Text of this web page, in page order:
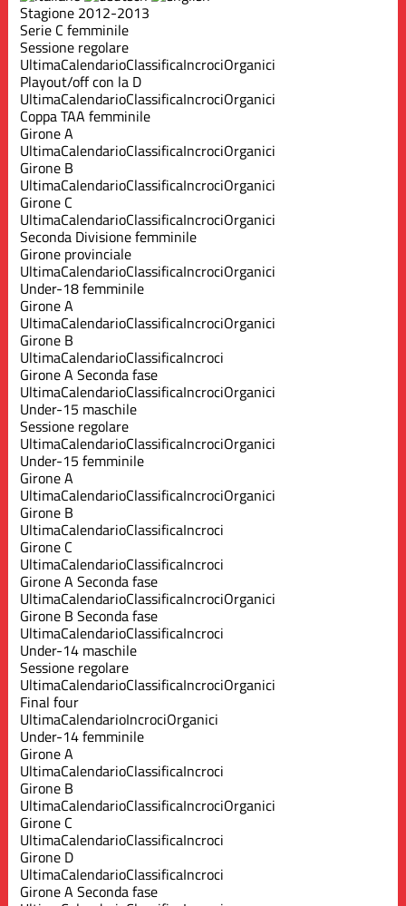
Stagione 2012-2013
Serie C femminile
Sessione regolare
UltimaCalendarioClassificaIncrociOrganici
Playout/off con la D
UltimaCalendarioClassificaIncrociOrganici
Coppa TAA femminile
Girone A
UltimaCalendarioClassificaIncrociOrganici
Girone B
UltimaCalendarioClassificaIncrociOrganici
Girone C
UltimaCalendarioClassificaIncrociOrganici
Seconda Divisione femminile
Girone provinciale
UltimaCalendarioClassificaIncrociOrganici
Under-18 femminile
Girone A
UltimaCalendarioClassificaIncrociOrganici
Girone B
UltimaCalendarioClassificaIncroci
Girone A Seconda fase
UltimaCalendarioClassificaIncrociOrganici
Under-15 maschile
Sessione regolare
UltimaCalendarioClassificaIncrociOrganici
Under-15 femminile
Girone A
UltimaCalendarioClassificaIncrociOrganici
Girone B
UltimaCalendarioClassificaIncroci
Girone C
UltimaCalendarioClassificaIncroci
Girone A Seconda fase
UltimaCalendarioClassificaIncrociOrganici
Girone B Seconda fase
UltimaCalendarioClassificaIncroci
Under-14 maschile
Sessione regolare
UltimaCalendarioClassificaIncrociOrganici
Final four
UltimaCalendarioIncrociOrganici
Under-14 femminile
Girone A
UltimaCalendarioClassificaIncroci
Girone B
UltimaCalendarioClassificaIncrociOrganici
Girone C
UltimaCalendarioClassificaIncroci
Girone D
UltimaCalendarioClassificaIncroci
Girone A Seconda fase